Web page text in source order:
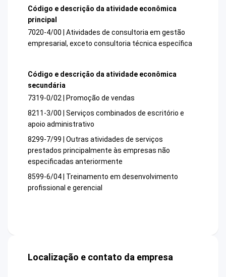
Código e descrição da atividade econômica
principal
7020-4/00 | Atividades de consultoria em gestão
empresarial, exceto consultoria técnica específica
Código e descrição da atividade econômica
secundária
7319-0/02 | Promoção de vendas
8211-3/00 | Serviços combinados de escritório e
apoio administrativo
8299-7/99 | Outras atividades de serviços
prestados principalmente às empresas não
especificadas anteriormente
8599-6/04 | Treinamento em desenvolvimento
profissional e gerencial
Localização e contato da empresa